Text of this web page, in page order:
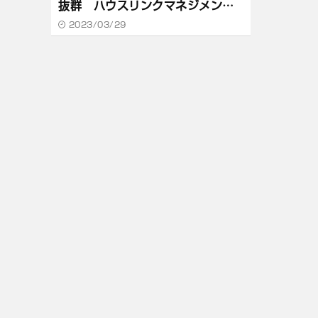
抜群 ハウスリンクマネジメン
ト 菅谷太一
2023/03/29